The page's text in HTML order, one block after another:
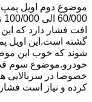
موضوع دوم اویل پمپ
افت فشار دارد که
گشته است.این اویل
شوند که خوب این
خودرو.موضوع سوم
خصوصا در سربالایی
کرده و نیاز است فشار